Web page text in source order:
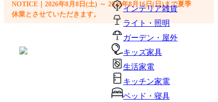
インテリア雑貨
ライト・照明
ガーデン・屋外
キッズ家具
生活家電
キッチン家電
ベッド・寝具
NOTICE｜2026年8月8日(土) ～ 2026年8月16日(日)まで夏季
休業とさせていただきます。